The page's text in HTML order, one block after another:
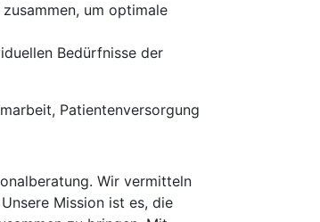
um optimale
Bedürfnisse der
Patientenversorgung
Wir vermitteln
Mission ist es, die